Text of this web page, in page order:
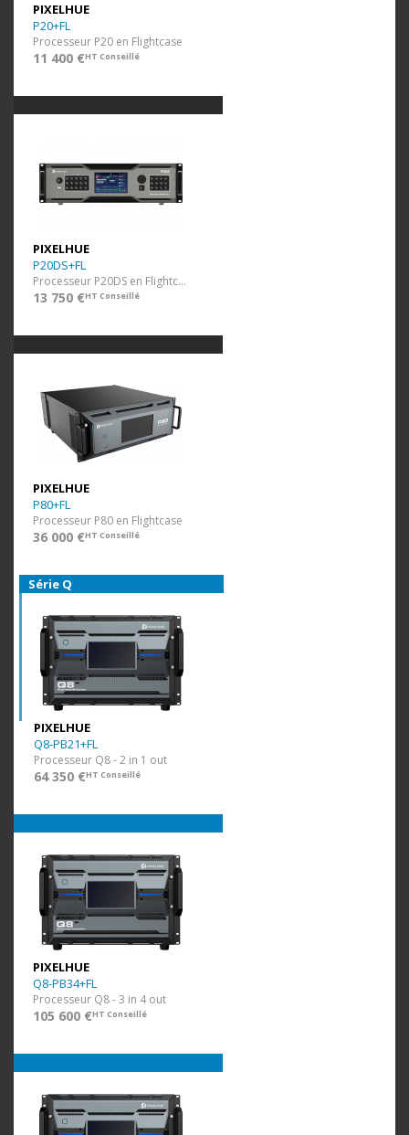
PIXELHUE
P20+FL
Processeur P20 en Flightcase
11 400 €HT Conseillé
PIXELHUE
P20DS+FL
Processeur P20DS en Flightcase
13 750 €HT Conseillé
PIXELHUE
P80+FL
Processeur P80 en Flightcase
36 000 €HT Conseillé
Série Q
PIXELHUE
Q8-PB21+FL
Processeur Q8 - 2 in 1 out
64 350 €HT Conseillé
PIXELHUE
Q8-PB34+FL
Processeur Q8 - 3 in 4 out
105 600 €HT Conseillé